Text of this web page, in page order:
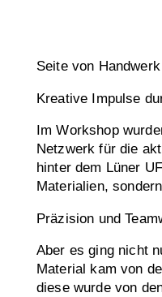
Seite von
Kreative Impulse
Im Workshop
Netzwerk für die
hinter dem Lüner
Materialien,
Präzision und
Aber es ging nicht
Material kam von
diese wurde von